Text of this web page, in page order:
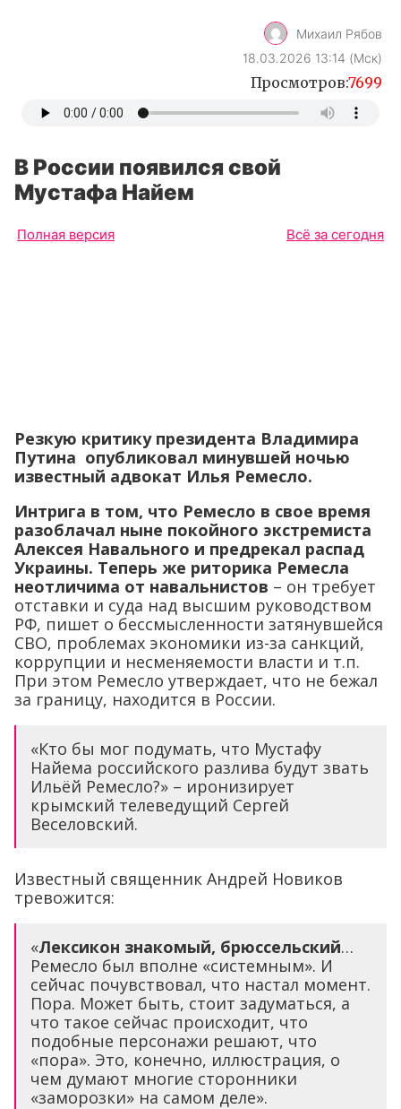
Михаил Рябов
18.03.2026 13:14 (Мск)
Просмотров:7699
В России появился свой
Мустафа Найем
Полная версия Всё за сегодня
Резкую критику президента Владимира
Путина опубликовал минувшей ночью
известный адвокат Илья Ремесло.
Интрига в том, что Ремесло в свое время
разоблачал ныне покойного экстремиста
Алексея Навального и предрекал распад
Украины. Теперь же риторика Ремесла
неотличима от навальнистов – он требует
отставки и суда над высшим руководством
РФ, пишет о бессмысленности затянувшейся
СВО, проблемах экономики из-за санкций,
коррупции и несменяемости власти и т.п.
При этом Ремесло утверждает, что не бежал
за границу, находится в России.
«Кто бы мог подумать, что Мустафу
Найема российского разлива будут звать
Ильёй Ремесло?» – иронизирует
крымский телеведущий Сергей
Веселовский.
Известный священник Андрей Новиков
тревожится:
«Лексикон знакомый, брюссельский…
Ремесло был вполне «системным». И
сейчас почувствовал, что настал момент.
Пора. Может быть, стоит задуматься, а
что такое сейчас происходит, что
подобные персонажи решают, что
«пора». Это, конечно, иллюстрация, о
чем думают многие сторонники
«заморозки» на самом деле».